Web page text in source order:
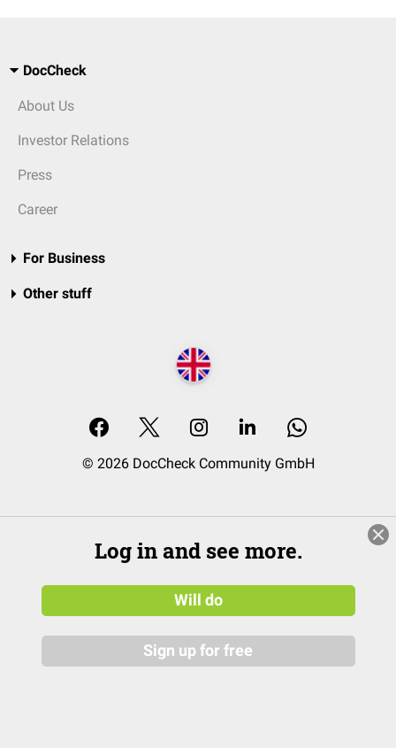
DocCheck
About Us
Investor Relations
Press
Career
For Business
Other stuff
© 2026 DocCheck Community GmbH
Log in and see more.
Will do
Sign up for free